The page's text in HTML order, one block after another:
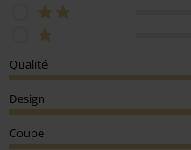
Qualité
Design
Coupe